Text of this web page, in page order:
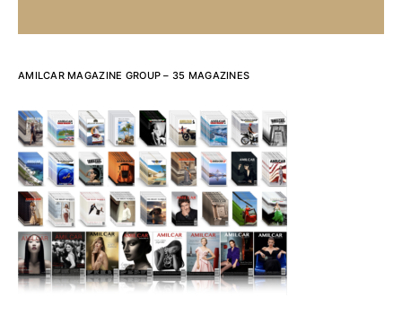
AMILCAR MAGAZINE GROUP – 35 MAGAZINES